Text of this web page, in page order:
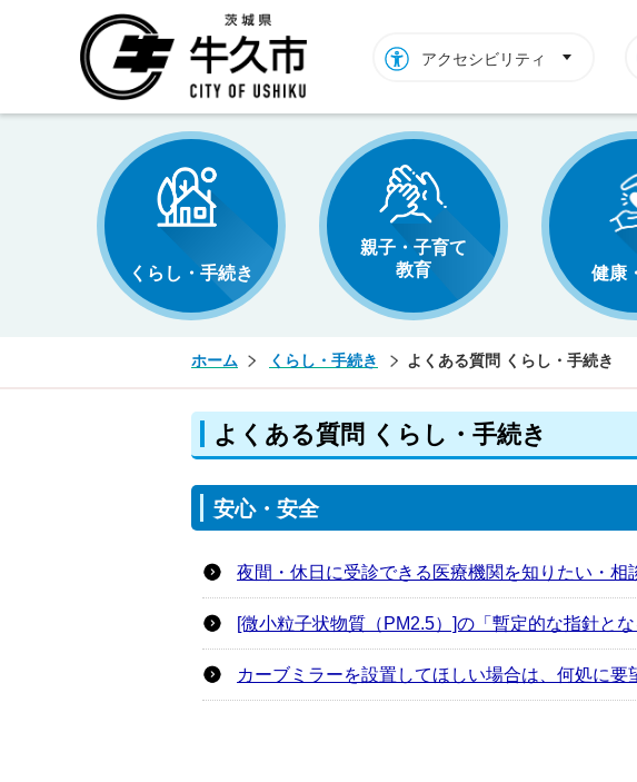
アクセシビリティ
くらし・手続き
親子・子育て
教育
健康
ホーム くらし・手続き よくある質問 くらし・手続き
よくある質問 くらし・手続き
安心・安全
夜間・休日に受診できる医療機関を知りたい・相
[微小粒子状物質（PM2.5）]の「暫定的な指針と
カーブミラーを設置してほしい場合は、何処に要